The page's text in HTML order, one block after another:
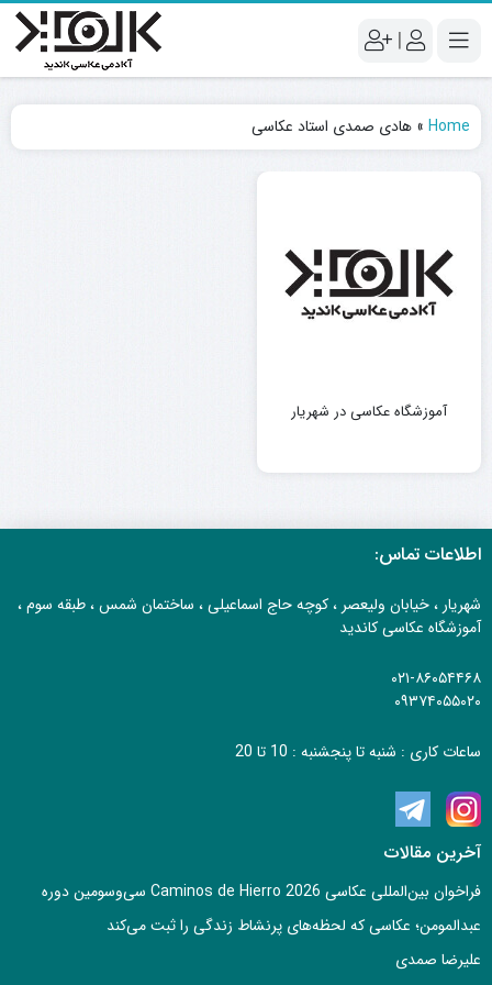
|
Home
» هادی صمدی استاد عکاسی
آموزشگاه عکاسی در شهریار
اطلاعات تماس:
شهریار ، خیابان ولیعصر ، کوچه حاج اسماعیلی ، ساختمان شمس ، طبقه سوم ،
آموزشگاه عکاسی کاندید
۰۲۱-۸۶۰۵۴۴۶۸
۰۹۳۷۴۰۵۵۰۲۰
ساعات کاری : شنبه تا پنجشنبه : 10 تا 20
آخرین مقالات
فراخوان بین‌المللی عکاسی Caminos de Hierro 2026 سی‌وسومین دوره
عبدالمومن؛ عکاسی که لحظه‌های پرنشاط زندگی را ثبت می‌کند
علیرضا صمدی